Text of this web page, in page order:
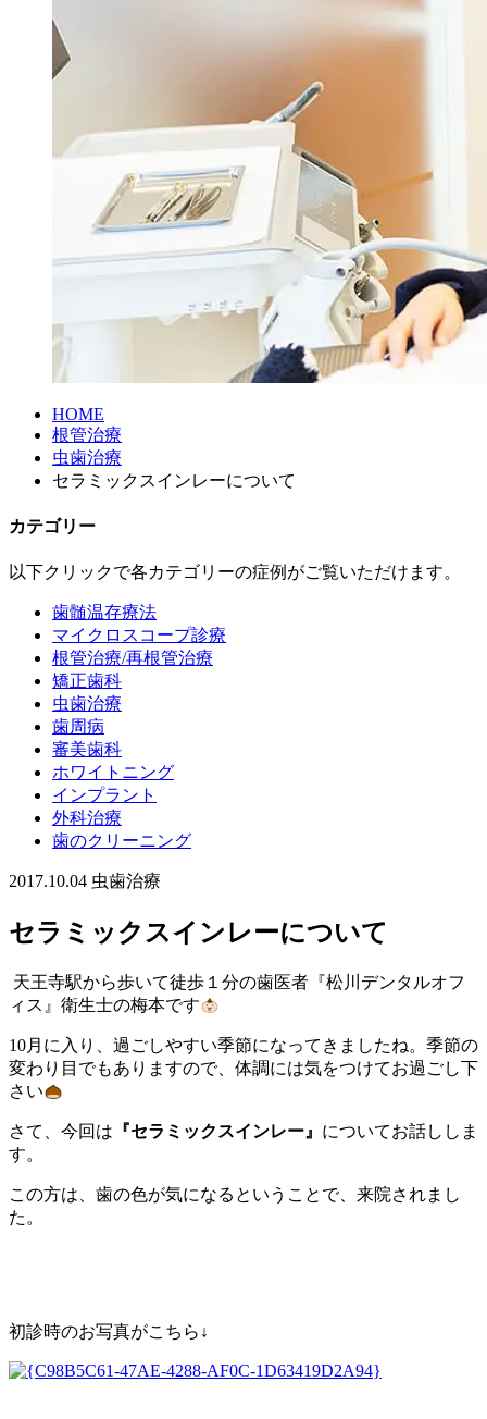
HOME
根管治療
虫歯治療
セラミックスインレーについて
カテゴリー
以下クリックで各カテゴリーの症例がご覧いただけます。
歯髄温存療法
マイクロスコープ診療
根管治療/再根管治療
矯正歯科
虫歯治療
歯周病
審美歯科
ホワイトニング
インプラント
外科治療
歯のクリーニング
2017.10.04 虫歯治療
セラミックスインレーについて
天王寺駅から歩いて徒歩１分の歯医者『松川デンタルオフ
ィス』衛生士の梅本です
10月に入り、過ごしやすい季節になってきましたね。季節の
変わり目でもありますので、体調には気をつけてお過ごし下
さい
さて、今回は 『セラミックスインレー』 についてお話ししま
す。
この方は、歯の色が気になるということで、来院されまし
た。
初診時のお写真がこちら↓